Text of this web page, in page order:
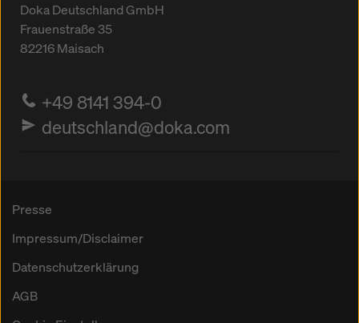
Doka Deutschland GmbH
Frauenstraße 35
82216Maisach
+49 8141 394-0
deutschland@doka.com
Presse
Impressum/Disclaimer
Datenschutzerklärung
AGB